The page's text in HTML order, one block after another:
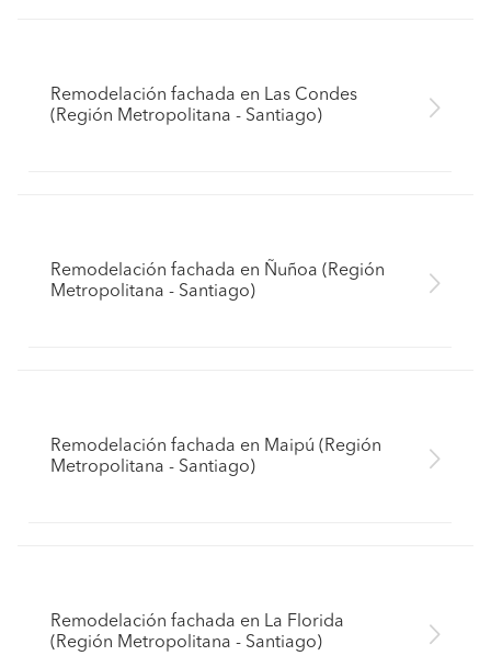
Remodelación fachada en Las Condes
(Región Metropolitana - Santiago)
Remodelación fachada en Ñuñoa (Región
Metropolitana - Santiago)
Remodelación fachada en Maipú (Región
Metropolitana - Santiago)
Remodelación fachada en La Florida
(Región Metropolitana - Santiago)